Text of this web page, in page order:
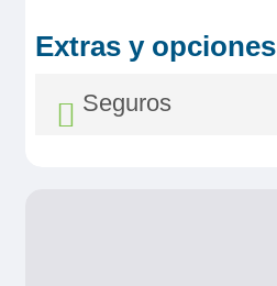
Extras y opciones
Seguros